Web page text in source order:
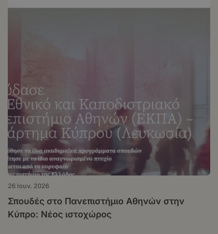
26 Ιουν. 2026
Σπουδές στο Πανεπιστήμιο Αθηνών στην
Κύπρο: Νέος ιστοχώρος